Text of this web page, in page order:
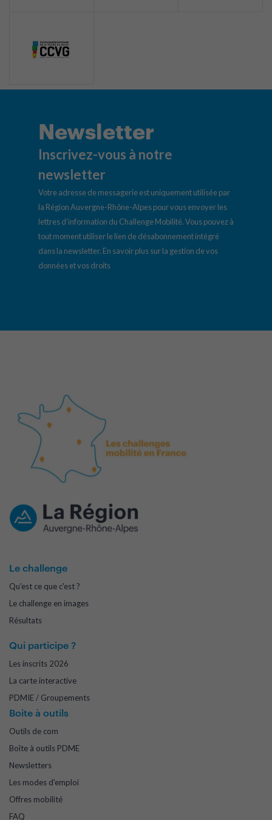
Newsletter
Inscrivez-vous à notre
newsletter
Votre adresse de messagerie est uniquement utilisée par
la Région Auvergne-Rhône-Alpes pour vous envoyer les
lettres d’information du Challenge Mobilité. Vous pouvez à
tout moment utiliser le lien de désabonnement intégré
dans la newsletter. En savoir plus sur la gestion de vos
données et vos droits
Le challenge
Qu'est ce que c'est ?
Le challenge en images
Résultats
Qui participe ?
Les inscrits 2026
La carte interactive
PDMIE / Groupements
Boite à outils
Outils de com
Boîte à outils PDME
Newsletters
Les modes d'emploi
Offres mobilité
FAQ